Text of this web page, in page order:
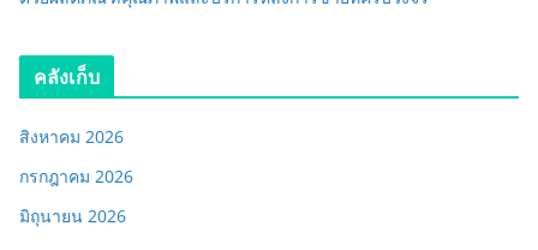
คลังเก็บ
สิงหาคม 2026
กรกฎาคม 2026
มิถุนายน 2026